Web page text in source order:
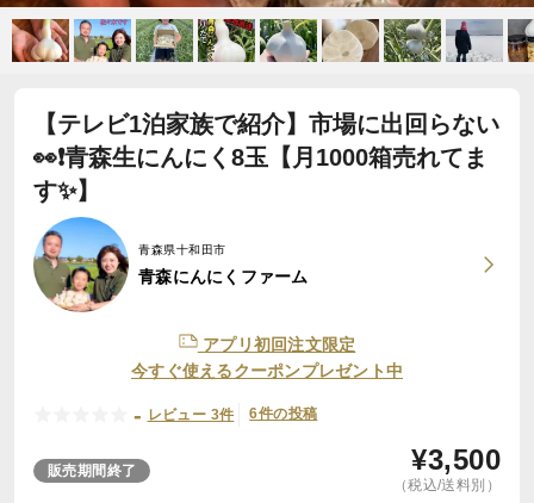
【テレビ1泊家族で紹介】市場に出回らない
👀❗️青森生にんにく8玉【月1000箱売れてま
す✨】
青森県十和田市
青森にんにくファーム
アプリ初回注文限定
今すぐ使えるクーポンプレゼント中
- レビュー 3件 6件の投稿
販売期間終了 ¥3,500
（税込/送料別）